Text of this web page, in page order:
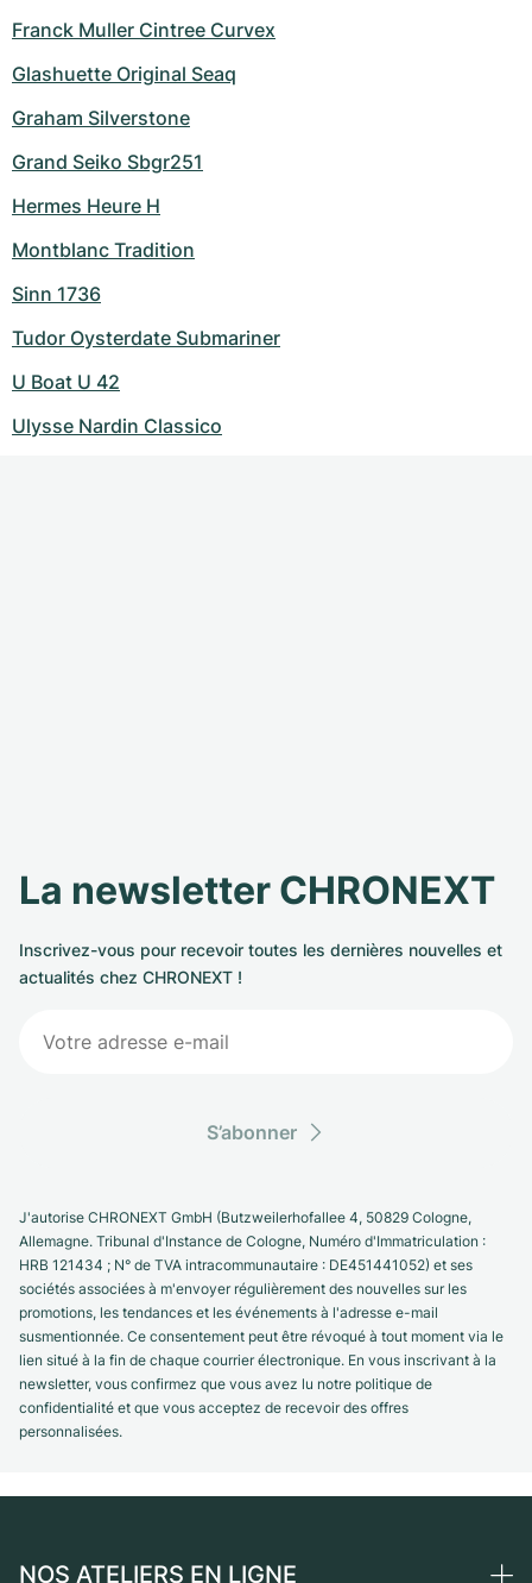
Franck Muller Cintree Curvex
Glashuette Original Seaq
Graham Silverstone
Grand Seiko Sbgr251
Hermes Heure H
Montblanc Tradition
Sinn 1736
Tudor Oysterdate Submariner
U Boat U 42
Ulysse Nardin Classico
La newsletter CHRONEXT
Inscrivez-vous pour recevoir toutes les dernières nouvelles et
actualités chez CHRONEXT !
S’abonner
J'autorise CHRONEXT GmbH (Butzweilerhofallee 4, 50829 Cologne,
Allemagne. Tribunal d'Instance de Cologne, Numéro d'Immatriculation :
HRB 121434 ; N° de TVA intracommunautaire : DE451441052) et ses
sociétés associées à m'envoyer régulièrement des nouvelles sur les
promotions, les tendances et les événements à l'adresse e-mail
susmentionnée. Ce consentement peut être révoqué à tout moment via le
lien situé à la fin de chaque courrier électronique. En vous inscrivant à la
newsletter, vous confirmez que vous avez lu notre politique de
confidentialité et que vous acceptez de recevoir des offres
personnalisées.
NOS ATELIERS EN LIGNE